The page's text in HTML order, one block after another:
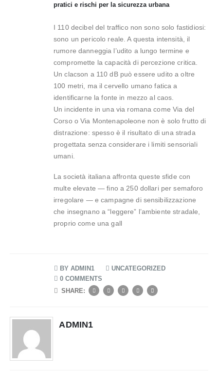
pratici e rischi per la sicurezza urbana
I 110 decibel del traffico non sono solo fastidiosi:
sono un pericolo reale. A questa intensità, il
rumore danneggia l’udito a lungo termine e
compromette la capacità di percezione critica.
Un clacson a 110 dB può essere udito a oltre
100 metri, ma il cervello umano fatica a
identificarne la fonte in mezzo al caos.
Un incidente in una via romana come Via del
Corso o Via Montenapoleone non è solo frutto di
distrazione: spesso è il risultato di una strada
progettata senza considerare i limiti sensoriali
umani.
La società italiana affronta queste sfide con
multe elevate — fino a 250 dollari per semaforo
irregolare — e campagne di sensibilizzazione
che insegnano a “leggere” l’ambiente stradale,
proprio come una gall
BY ADMIN1
UNCATEGORIZED
0 COMMENTS
SHARE:
ADMIN1